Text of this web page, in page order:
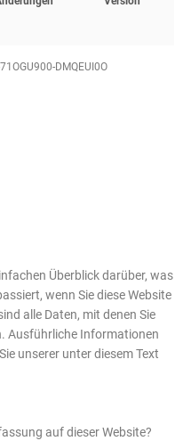
DMQEUI0O
Überblick darüber, was
wenn Sie diese Website
alle Daten, mit denen Sie
Ausführliche Informationen
unserer unter diesem Text
auf dieser Website?